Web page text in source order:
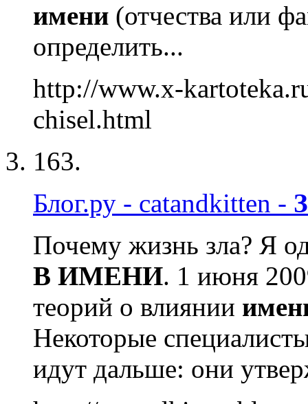
имени (отчества или
определить...
http://www.x-
chisel.html
163.
Блог.ру - catandkitten -
Почему жизнь зла? Я
В ИМЕНИ. 1 июня
теорий о влиянии
Некоторые
идут дальше: они